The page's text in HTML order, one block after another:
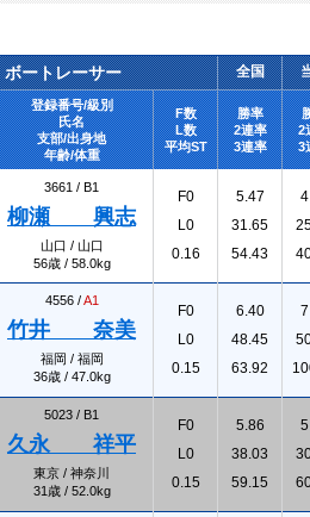
ボートレーサー 全国
登録番号/級別
氏名
支部/出身地
年齢/体重
F数
L数
平均ST
勝率
2連率
3連率
2
3
3661 / B1
柳瀬 興志
山口 / 山口
56歳 / 58.0kg
F0
L0
0.16
5.47
31.65
54.43
4556 /A1
竹井 奈美
福岡 / 福岡
36歳 / 47.0kg
F0
L0
0.15
6.40
48.45
63.92
5023 / B1
久永 祥平
東京 / 神奈川
31歳 / 52.0kg
F0
L0
0.15
5.86
38.03
59.15